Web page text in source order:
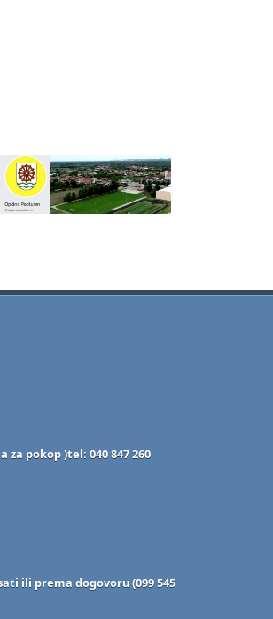
pokop )tel: 040 847 260
ili prema dogovoru (099 545